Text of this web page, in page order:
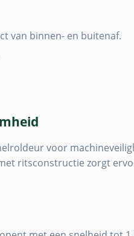
van binnen- en buitenaf.
voor
ritsconstructie zorgt